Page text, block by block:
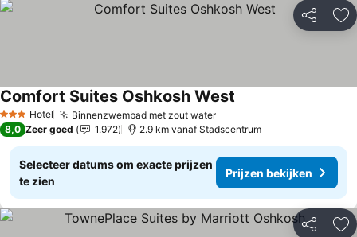
Delen
3 SterrenHotel Binnenzwembad met zout water
Comfort Suites Oshkosh West
8,0 Zeer goed 1.972 2.9 km vanaf Stadscentrum
Selecteer datums om exacte prijzen
te zien
Prijzen bekijken
Delen